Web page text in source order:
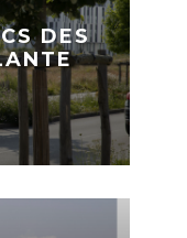
DES